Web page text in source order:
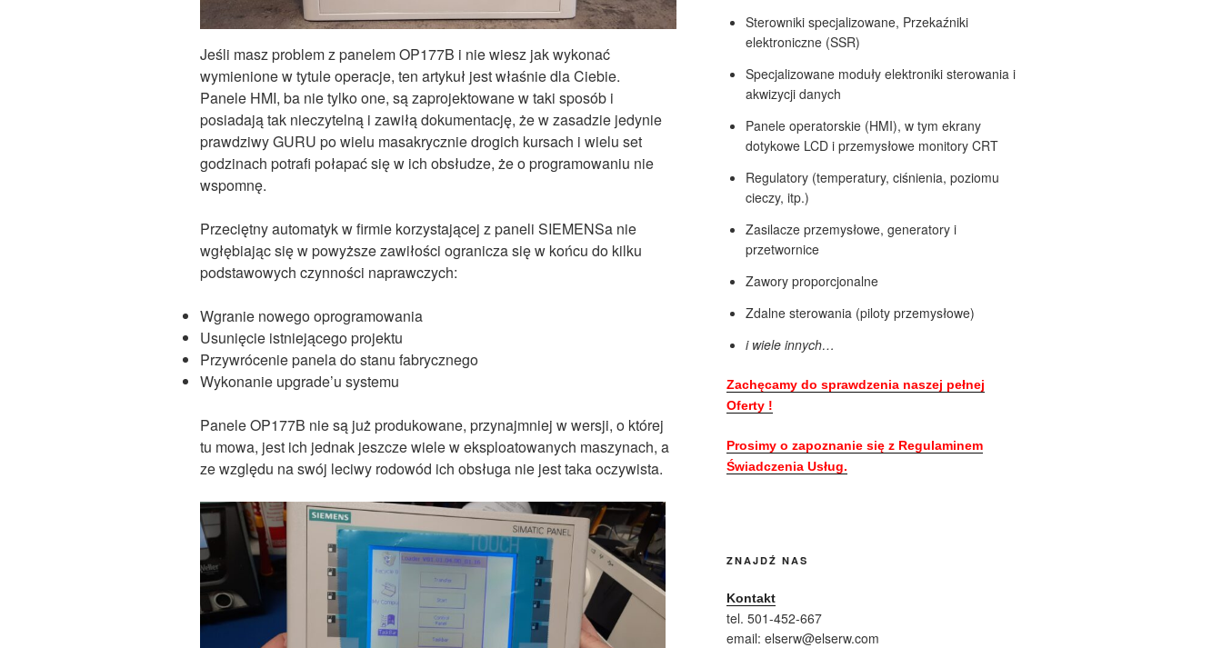
Jeśli masz problem z panelem OP177B i nie wiesz jak wykonać
wymienione w tytule operacje, ten artykuł jest właśnie dla Ciebie.
Panele HMI, ba nie tylko one, są zaprojektowane w taki sposób i
posiadają tak nieczytelną i zawiłą dokumentację, że w zasadzie jedynie
prawdziwy GURU po wielu masakrycznie drogich kursach i wielu set
godzinach potrafi połapać się w ich obsłudze, że o programowaniu nie
wspomnę.
Przeciętny automatyk w firmie korzystającej z paneli SIEMENSa nie
wgłębiając się w powyższe zawiłości ogranicza się w końcu do kilku
podstawowych czynności naprawczych:
Wgranie nowego oprogramowania
Usunięcie istniejącego projektu
Przywrócenie panela do stanu fabrycznego
Wykonanie upgrade’u systemu
Panele OP177B nie są już produkowane, przynajmniej w wersji, o której
tu mowa, jest ich jednak jeszcze wiele w eksploatowanych maszynach, a
ze względu na swój leciwy rodowód ich obsługa nie jest taka oczywista.
Sterowniki specjalizowane, Przekaźniki
elektroniczne (SSR)
Specjalizowane moduły elektroniki sterowania i
akwizycji danych
Panele operatorskie (HMI), w tym ekrany
dotykowe LCD i przemysłowe monitory CRT
Regulatory (temperatury, ciśnienia, poziomu
cieczy, itp.)
Zasilacze przemysłowe, generatory i
przetwornice
Zawory proporcjonalne
Zdalne sterowania (piloty przemysłowe)
i wiele innych…
Zachęcamy do sprawdzenia naszej pełnej
Oferty !
Prosimy o zapoznanie się z Regulaminem
Świadczenia Usług.
ZNAJDŹ NAS
Kontakt
tel. 501-452-667
email: elserw@elserw.com